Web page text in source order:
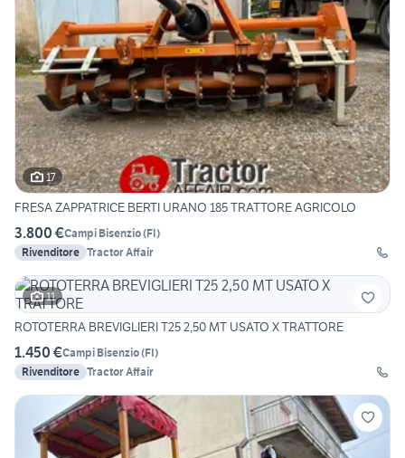
17
FRESA ZAPPATRICE BERTI URANO 185 TRATTORE AGRICOLO
3.800 €Campi Bisenzio(FI)
Rivenditore Tractor Affair
11
ROTOTERRA BREVIGLIERI T25 2,50 MT USATO X TRATTORE
1.450 €Campi Bisenzio(FI)
Rivenditore Tractor Affair